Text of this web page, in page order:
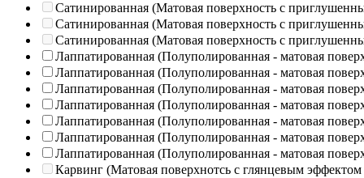
Сатинированная (Матовая поверхность с
Сатинированная (Матовая поверхность с
Сатинированная (Матовая поверхность с
Лаппатированная (Полуполированная - матовая
Лаппатированная (Полуполированная - матовая
Лаппатированная (Полуполированная - матовая
Лаппатированная (Полуполированная - матовая
Лаппатированная (Полуполированная - матовая
Лаппатированная (Полуполированная - матовая
Лаппатированная (Полуполированная - матовая
Карвинг (Матовая поверхнотсь с глянцевым эффектом